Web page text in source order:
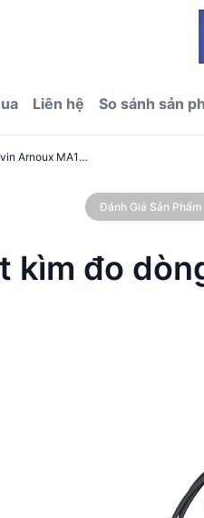
Liên hệ So sánh sản
Đánh giá kỹ thuật kìm đo dòng AC Chauvin Arnoux MA130-250
Đánh Giá Sản Phẩm
kìm đo